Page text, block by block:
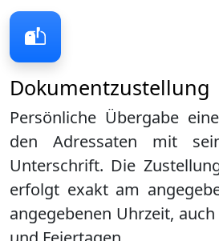
Dokumentzustellung
Persönliche Übergabe
den Adressaten mit
Unterschrift. Die
erfolgt exakt am
angegebenen Uhrzeit,